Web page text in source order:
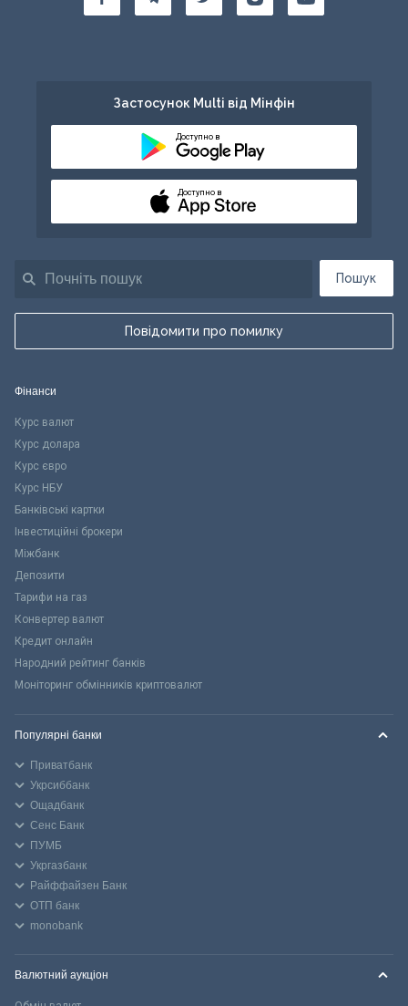
Пошук
Повідомити про помилку
Застосунок Multi від Мінфін
Доступно в
Доступно в
Фінанси
Курс валют
Курс долара
Курс євро
Курс НБУ
Банківські картки
Інвестиційні брокери
Міжбанк
Депозити
Тарифи на газ
Конвертер валют
Кредит онлайн
Народний рейтинг банків
Моніторинг обмінників криптовалют
Популярні банки
Приватбанк
Укрсиббанк
Ощадбанк
Сенс Банк
ПУМБ
Укргазбанк
Райффайзен Банк
ОТП банк
monobank
Валютний аукціон